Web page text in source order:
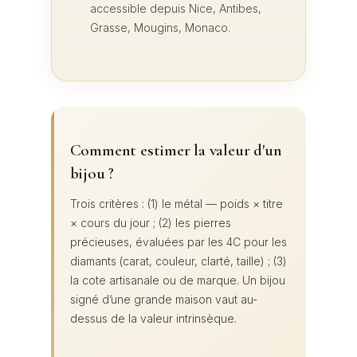
accessible depuis Nice, Antibes,
Grasse, Mougins, Monaco.
Comment estimer la valeur d'un
bijou ?
Trois critères : (1) le métal — poids × titre
× cours du jour ; (2) les pierres
précieuses, évaluées par les 4C pour les
diamants (carat, couleur, clarté, taille) ; (3)
la cote artisanale ou de marque. Un bijou
signé d’une grande maison vaut au-
dessus de la valeur intrinsèque.